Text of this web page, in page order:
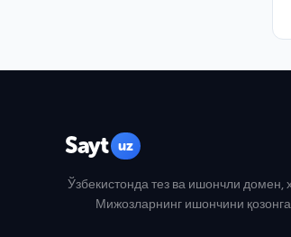
Sayt uz
Ўзбекистонда тез ва ишончли домен,
Мижозларнинг ишончини